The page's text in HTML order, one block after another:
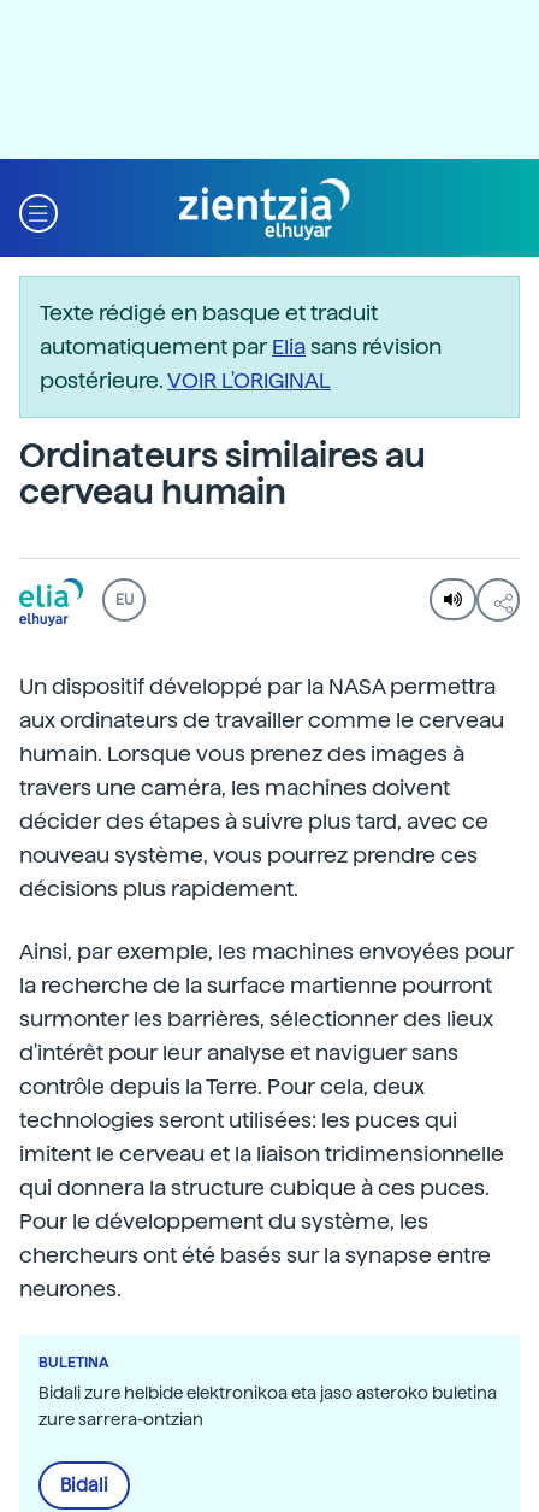
Texte rédigé en basque et traduit
automatiquement parEliasans révision
postérieure.VOIR L'ORIGINAL
Ordinateurs similaires au
cerveau humain
EU
Un dispositif développé par la NASA permettra
aux ordinateurs de travailler comme le cerveau
humain. Lorsque vous prenez des images à
travers une caméra, les machines doivent
décider des étapes à suivre plus tard, avec ce
nouveau système, vous pourrez prendre ces
décisions plus rapidement.
Ainsi, par exemple, les machines envoyées pour
la recherche de la surface martienne pourront
surmonter les barrières, sélectionner des lieux
d'intérêt pour leur analyse et naviguer sans
contrôle depuis la Terre. Pour cela, deux
technologies seront utilisées: les puces qui
imitent le cerveau et la liaison tridimensionnelle
qui donnera la structure cubique à ces puces.
Pour le développement du système, les
chercheurs ont été basés sur la synapse entre
neurones.
BULETINA
Bidali zure helbide elektronikoa eta jaso asteroko buletina
zure sarrera-ontzian
Bidali